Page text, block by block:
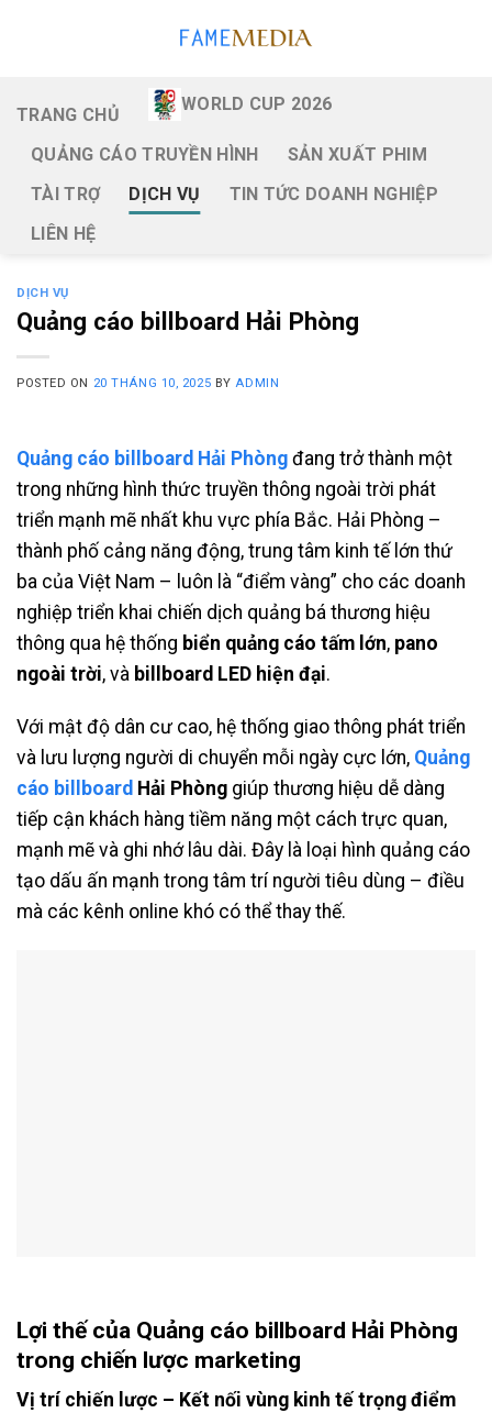
TRANG CHỦ
WORLD CUP 2026
QUẢNG CÁO TRUYỀN HÌNH
SẢN XUẤT PHIM
TÀI TRỢ
DỊCH VỤ
TIN TỨC DOANH NGHIỆP
LIÊN HỆ
DỊCH VỤ
Quảng cáo billboard Hải Phòng
POSTED ON 20 THÁNG 10, 2025 BY ADMIN
Quảng cáo billboard Hải Phòng đang trở thành một
trong những hình thức truyền thông ngoài trời phát
triển mạnh mẽ nhất khu vực phía Bắc. Hải Phòng –
thành phố cảng năng động, trung tâm kinh tế lớn thứ
ba của Việt Nam – luôn là “điểm vàng” cho các doanh
nghiệp triển khai chiến dịch quảng bá thương hiệu
thông qua hệ thống biển quảng cáo tấm lớn, pano
ngoài trời, và billboard LED hiện đại.
Với mật độ dân cư cao, hệ thống giao thông phát triển
và lưu lượng người di chuyển mỗi ngày cực lớn, Quảng
cáo billboard Hải Phòng giúp thương hiệu dễ dàng
tiếp cận khách hàng tiềm năng một cách trực quan,
mạnh mẽ và ghi nhớ lâu dài. Đây là loại hình quảng cáo
tạo dấu ấn mạnh trong tâm trí người tiêu dùng – điều
mà các kênh online khó có thể thay thế.
Lợi thế của Quảng cáo billboard Hải Phòng
trong chiến lược marketing
Vị trí chiến lược – Kết nối vùng kinh tế trọng điểm